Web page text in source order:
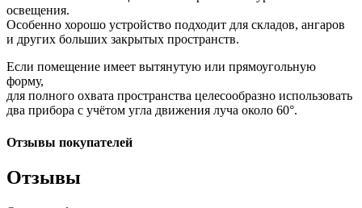
освещения.
Особенно хорошо устройство подходит для складов, ангаров
и других больших закрытых пространств.
Если помещение имеет вытянутую или прямоугольную
форму,
для полного охвата пространства целесообразно использовать
два прибора с учётом угла движения луча около 60°.
Отзывы покупателей
Отзывы